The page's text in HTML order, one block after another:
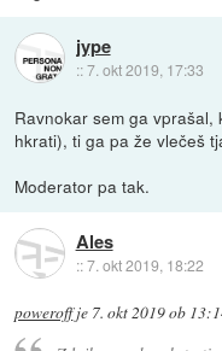
jype
::7. okt 2019, 17:33
Ravnokar sem ga
hkrati), ti ga pa že vlečeš
Moderator pa tak.
Ales
::7. okt 2019, 18:22
poweroffje 7. okt 2019 ob